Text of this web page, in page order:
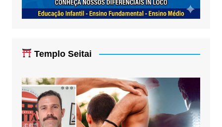
Templo Seitai